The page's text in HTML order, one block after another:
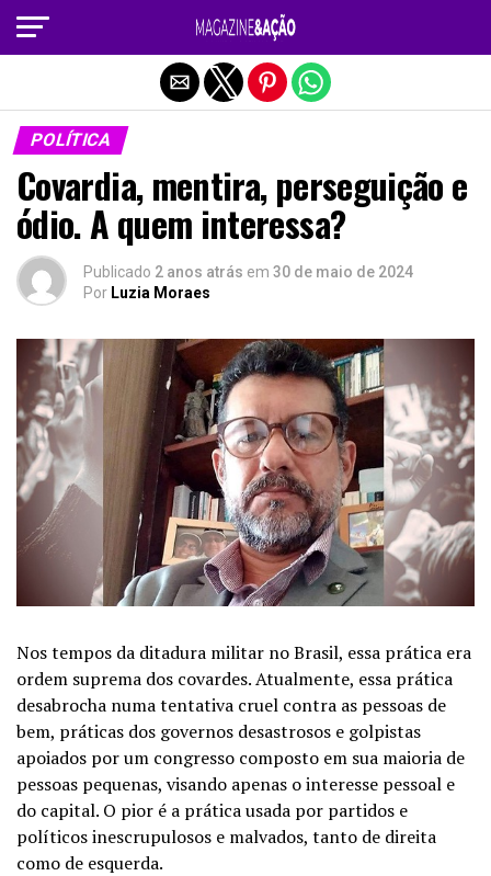
POLÍTICA
Covardia, mentira, perseguição e
ódio. A quem interessa?
Publicado 2 anos atrás em 30 de maio de 2024
Por Luzia Moraes
Nos tempos da ditadura militar no Brasil, essa prática era
ordem suprema dos covardes. Atualmente, essa prática
desabrocha numa tentativa cruel contra as pessoas de
bem, práticas dos governos desastrosos e golpistas
apoiados por um congresso composto em sua maioria de
pessoas pequenas, visando apenas o interesse pessoal e
do capital. O pior é a prática usada por partidos e
políticos inescrupulosos e malvados, tanto de direita
como de esquerda.
Sair da versão mobile